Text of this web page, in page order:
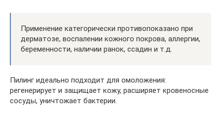
Применение категорически противопоказано при
дерматозе, воспалении кожного покрова, аллергии,
беременности, наличии ранок, ссадин и т.д.
Пилинг идеально подходит для омоложения:
регенерирует и защищает кожу, расширяет кровеносные
сосуды, уничтожает бактерии.